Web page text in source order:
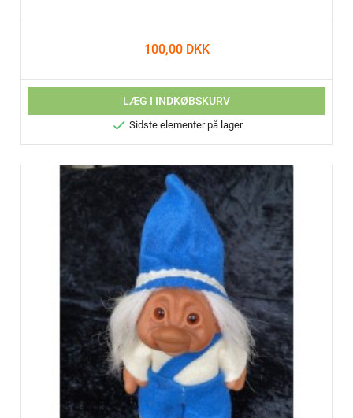
100,00 DKK
LÆG I INDKØBSKURV
 Sidste elementer på lager